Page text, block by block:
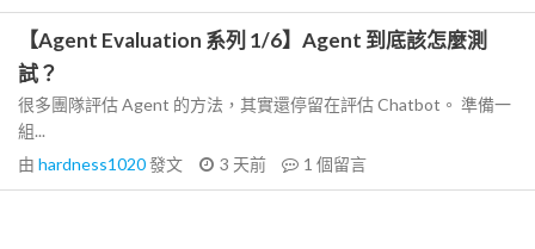
【Agent Evaluation 系列 1/6】Agent 到底該怎麼測
試？
很多團隊評估 Agent 的方法，其實還停留在評估 Chatbot。 準備一
組...
由 hardness1020發文 3 天前 1 個留言